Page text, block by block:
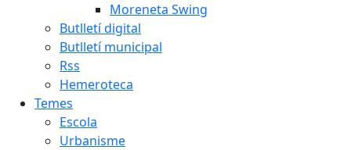
Moreneta Swing
Butlletí digital
Butlletí municipal
Rss
Hemeroteca
Temes
Escola
Urbanisme